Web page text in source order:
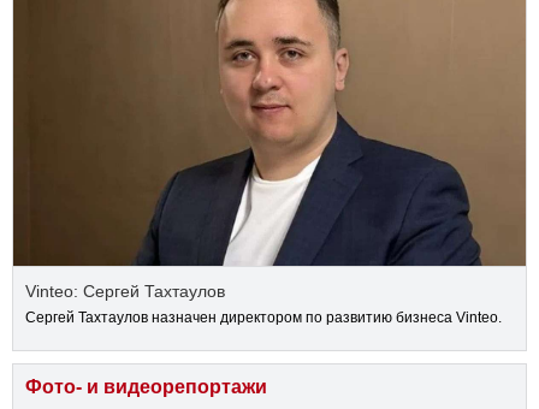
Vinteo: Сергей Тахтаулов
Сергей Тахтаулов назначен директором по развитию бизнеса Vinteo.
Фото- и видеорепортажи